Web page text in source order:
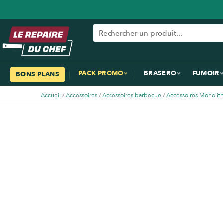
BONS PLANS PACK PROMO BRASERO FUMOIR
Accueil /Accessoires/Accessoires barbecue/Accessoires Monolith